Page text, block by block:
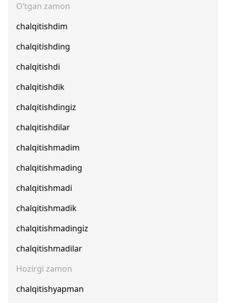
O‘tgan zamon
chalqitishdim
chalqitishding
chalqitishdi
chalqitishdik
chalqitishdingiz
chalqitishdilar
chalqitishmadim
chalqitishmading
chalqitishmadi
chalqitishmadik
chalqitishmadingiz
chalqitishmadilar
Hozirgi zamon
chalqitishyapman